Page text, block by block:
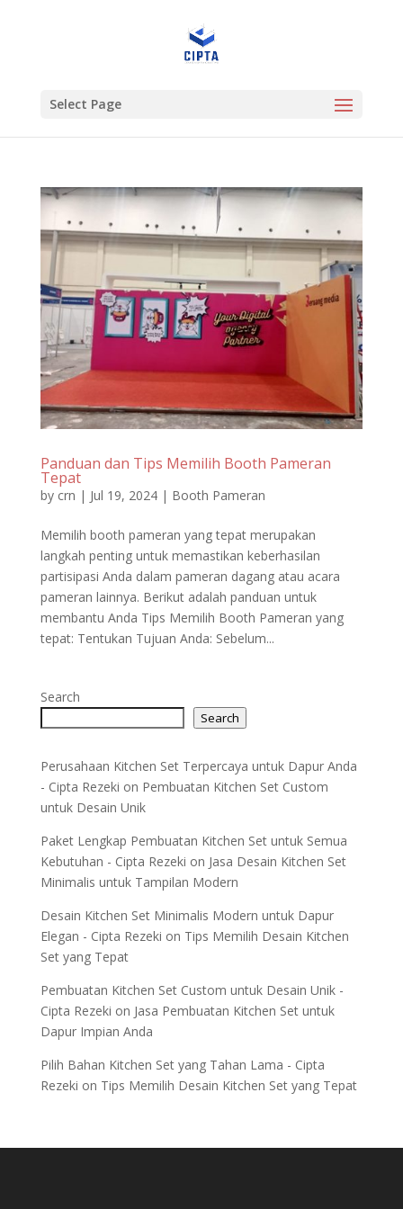
Select Page
Panduan dan Tips Memilih Booth Pameran
Tepat
by crn | Jul 19, 2024| Booth Pameran
Memilih booth pameran yang tepat merupakan
langkah penting untuk memastikan keberhasilan
partisipasi Anda dalam pameran dagang atau acara
pameran lainnya. Berikut adalah panduan untuk
membantu Anda Tips Memilih Booth Pameran yang
tepat: Tentukan Tujuan Anda: Sebelum...
Search
Search
Perusahaan Kitchen Set Terpercaya untuk Dapur Anda
- Cipta Rezeki on Pembuatan Kitchen Set Custom
untuk Desain Unik
Paket Lengkap Pembuatan Kitchen Set untuk Semua
Kebutuhan - Cipta Rezeki on Jasa Desain Kitchen Set
Minimalis untuk Tampilan Modern
Desain Kitchen Set Minimalis Modern untuk Dapur
Elegan - Cipta Rezeki on Tips Memilih Desain Kitchen
Set yang Tepat
Pembuatan Kitchen Set Custom untuk Desain Unik -
Cipta Rezeki on Jasa Pembuatan Kitchen Set untuk
Dapur Impian Anda
Pilih Bahan Kitchen Set yang Tahan Lama - Cipta
Rezeki on Tips Memilih Desain Kitchen Set yang Tepat